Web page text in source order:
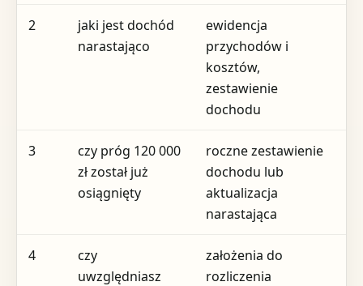
2
jaki jest dochód
narastająco
ewidencja
przychodów i
kosztów,
zestawienie
dochodu
3
czy próg 120 000
zł został już
osiągnięty
roczne zestawienie
dochodu lub
aktualizacja
narastająca
4
czy
uwzględniasz
założenia do
rozliczenia